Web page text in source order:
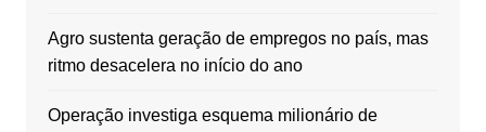
Agro sustenta geração de empregos no país, mas
ritmo desacelera no início do ano
Operação investiga esquema milionário de